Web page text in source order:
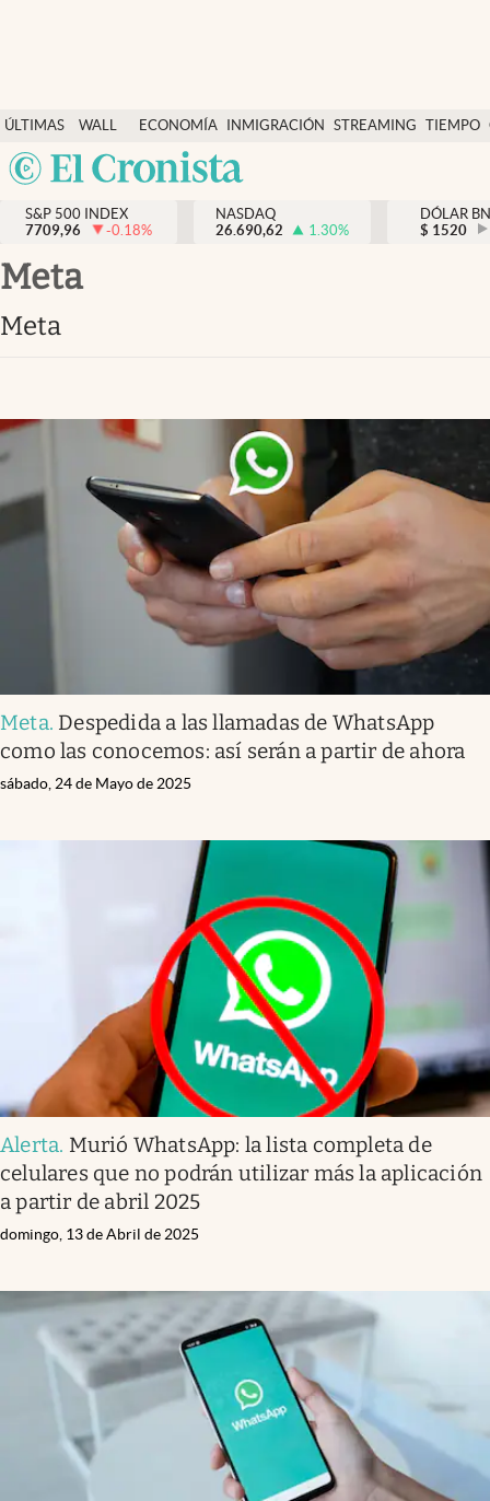
ÚLTIMAS
NOTICIAS
WALL
STREET
Y
DÓLAR
ECONOMÍA INMIGRACIÓN STREAMING TIEMPO
México
Finanzas y economía
Wall Street y dólar
Inmigración
Tiempo
Ciencia y salud
Streaming
PC y mobile
Lifestyle
S&P 500 INDEX
7709,96
-0.18%
NASDAQ
26.690,62
1.30%
DÓLAR
$ 1520
meta
meta
Meta. Despedida a las llamadas de WhatsApp
como las conocemos: así serán a partir de ahora
sábado, 24 de Mayo de 2025
Alerta. Murió WhatsApp: la lista completa de
celulares que no podrán utilizar más la aplicación
a partir de abril 2025
domingo, 13 de Abril de 2025